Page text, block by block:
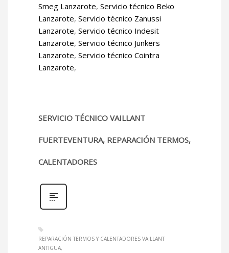
Smeg Lanzarote, Servicio técnico Beko
Lanzarote, Servicio técnico Zanussi
Lanzarote, Servicio técnico Indesit
Lanzarote, Servicio técnico Junkers
Lanzarote, Servicio técnico Cointra
Lanzarote,
SERVICIO TÉCNICO VAILLANT
FUERTEVENTURA, REPARACIÓN TERMOS,
CALENTADORES
REPARACIÓN TERMOS Y CALENTADORES VAILLANT
ANTIGUA